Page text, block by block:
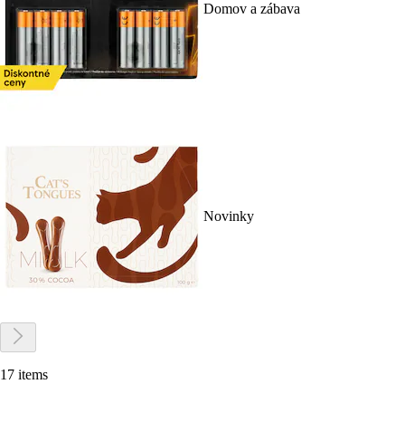
Domov a zábava
Novinky
17 items